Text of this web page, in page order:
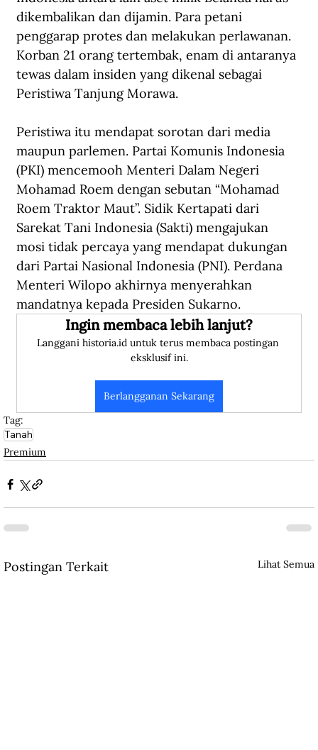
dikembalikan dan dijamin. Para petani
penggarap protes dan melakukan perlawanan.
Korban 21 orang tertembak, enam di antaranya
tewas dalam insiden yang dikenal sebagai
Peristiwa Tanjung Morawa.
Peristiwa itu mendapat sorotan dari media
maupun parlemen. Partai Komunis Indonesia
(PKI) mencemooh Menteri Dalam Negeri
Mohamad Roem dengan sebutan “Mohamad
Roem Traktor Maut”. Sidik Kertapati dari
Sarekat Tani Indonesia (Sakti) mengajukan
mosi tidak percaya yang mendapat dukungan
dari Partai Nasional Indonesia (PNI). Perdana
Menteri Wilopo akhirnya menyerahkan
mandatnya kepada Presiden Sukarno.
Ingin membaca lebih lanjut?
Langgani historia.id untuk terus membaca postingan
eksklusif ini.
Berlangganan Sekarang
Tag:
Tanah
Premium
Postingan Terkait Lihat Semua